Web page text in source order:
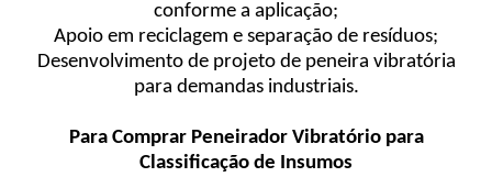
conforme a aplicação;
Apoio em reciclagem e separação de resíduos;
Desenvolvimento de projeto de peneira vibratória
para demandas industriais.
Para Comprar Peneirador Vibratório para
Classificação de Insumos